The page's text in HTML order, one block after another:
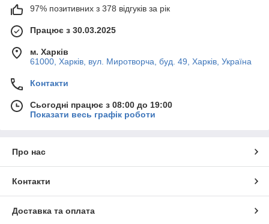
97% позитивних з 378 відгуків за рік
Працює з 30.03.2025
м. Харків
61000, Харків, вул. Миротворча, буд. 49, Харків, Україна
Контакти
Сьогодні працює з 08:00 до 19:00
Показати весь графік роботи
Про нас
Контакти
Доставка та оплата